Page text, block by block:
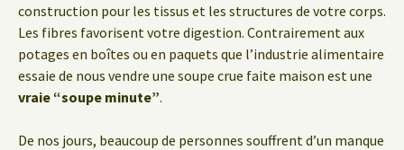
construction pour les tissus et les structures de votre corps.
Les fibres favorisent votre digestion. Contrairement aux
potages en boîtes ou en paquets que l’industrie alimentaire
essaie de nous vendre une soupe crue faite maison est une
vraie “soupe minute”.
De nos jours, beaucoup de personnes souffrent d’un manque